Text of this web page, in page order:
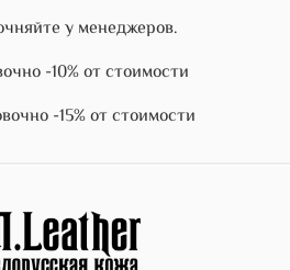
у менеджеров.
-10% от стоимости
-15% от стоимости